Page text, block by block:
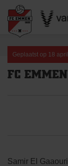
content
Geplaatst op 18
FC
Samir El